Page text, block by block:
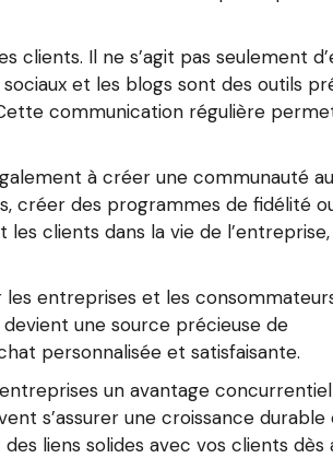
Il ne s’agit pas seulement
et les blogs sont des outils
communication régulière
à créer une communauté
créer des programmes de fidélité
clients dans la vie de
entreprises et les
une source précieuse de
personnalisée et satisfaisante.
un avantage concurrentiel
s’assurer une croissance durable
liens solides avec vos clients dès